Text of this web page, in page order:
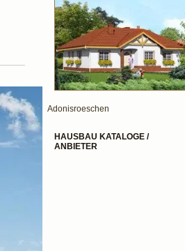
Adonisroeschen
HAUSBAU KATALOGE /
ANBIETER